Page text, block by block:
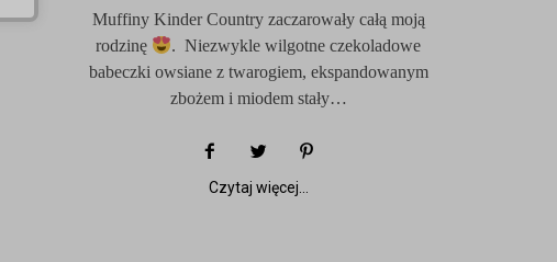
Muffiny Kinder Country zaczarowały całą moją
rodzinę
. Niezwykle wilgotne czekoladowe
babeczki owsiane z twarogiem, ekspandowanym
zbożem i miodem stały…
Czytaj więcej...